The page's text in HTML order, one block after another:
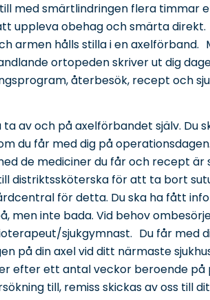
med smärtlindringen flera timmar
uppleva obehag och smärta
armen hålls stilla i en axelförband.
ortopeden skriver ut dig
återbesök, recept och
av och på axelförbandet själv. Du
du får med dig på
de mediciner du får och recept är
distriktssköterska för att ta bort
för detta. Du ska ha fått
men inte bada. Vid behov
sjukgymnast. Du får med
på din axel vid ditt närmaste
efter ett antal veckor beroende
till, remiss skickas av oss till